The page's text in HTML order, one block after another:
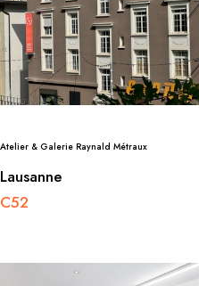
Atelier & Galerie Raynald Métraux
Lausanne
C52